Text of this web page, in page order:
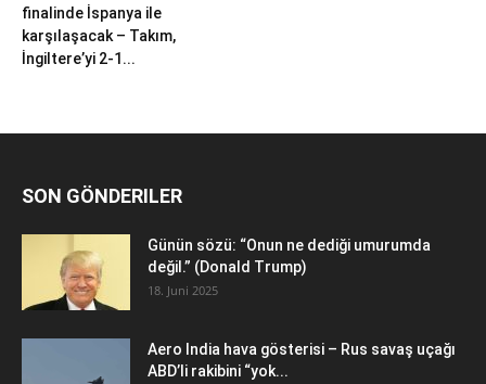
finalinde İspanya ile
karşılaşacak – Takım,
İngiltere’yi 2-1...
SON GÖNDERILER
Günün sözü: “Onun ne dediği umurumda
değil.” (Donald Trump)
18. Juni 2025
Aero India hava gösterisi – Rus savaş uçağı
ABD’li rakibini “yok...